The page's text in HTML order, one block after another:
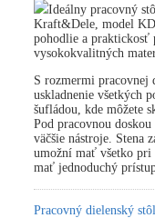
Ideálny pracovný
Kraft&Dele, model
pohodlie a praktickosť
vysokokvalitných
S rozmermi pracovnej
uskladnenie všetkých
šufládou, kde môžete
Pod pracovnou
väčšie nástroje. Stena
umožní mať všetko
mať jednoduchý
Pracovný dielenský